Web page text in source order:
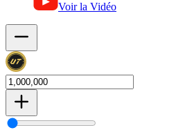
Voir la Vidéo